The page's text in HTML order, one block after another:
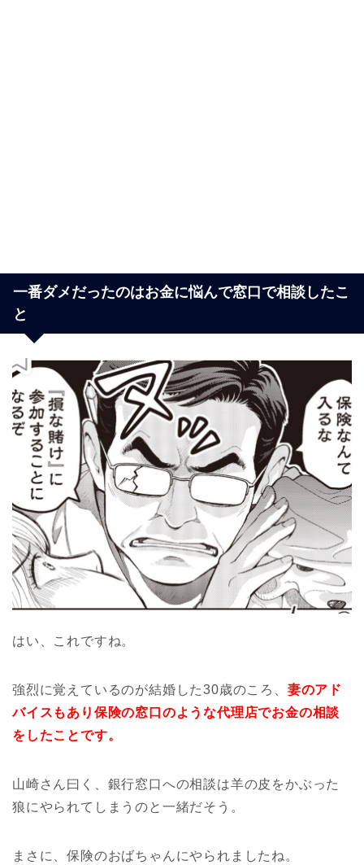
一番ダメだったのはお金に悩んで窓口で相談したこ
と
はい、これですね。
強烈に覚えているのが結婚した30歳のころ、 妻のアド
バイスもあり保険の窓口のような代理店でお金の相談
をしたことです。
山崎さん曰く、銀行窓口への相談は羊の皮をかぶった
狼にやられてしまうのと一緒だそう。
まさに、保険のおばちゃんにやられましたね。